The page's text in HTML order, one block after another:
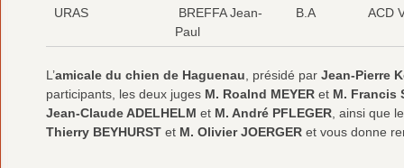
URAS
BREFFA Jean-
Paul
B.A ACD
L’amicale du chien de Haguenau , présidé par Jean-Pierre
participants, les deux juges M. Roalnd MEYER et M. Francis
Jean-Claude ADELHELM et M. André PFLEGER , ainsi que
Thierry BEYHURST et M. Olivier JOERGER et vous donne